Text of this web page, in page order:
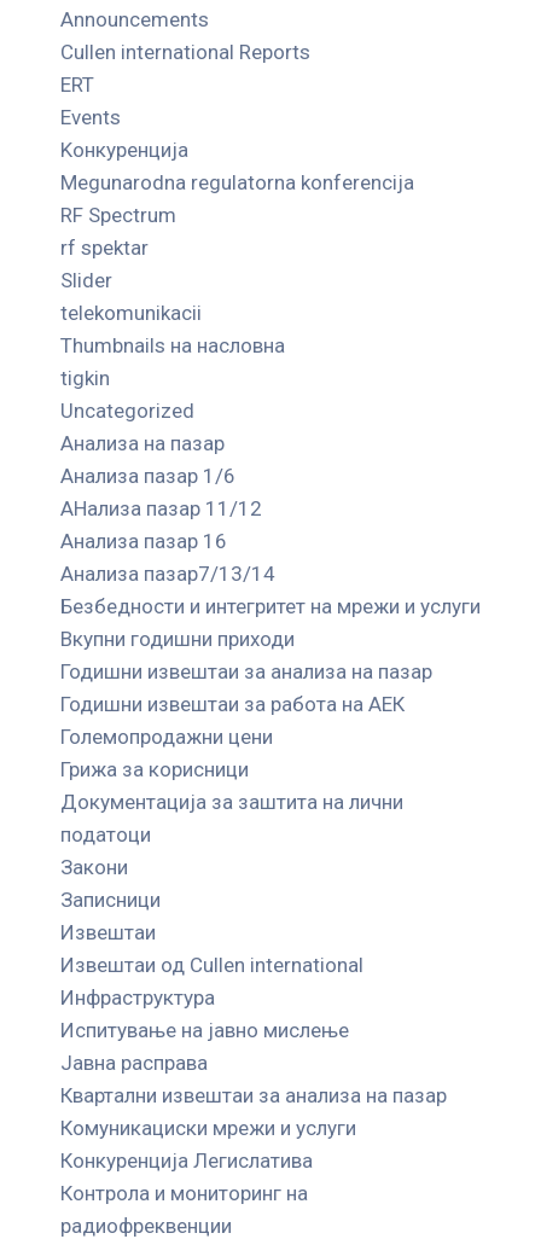
Announcements
Cullen international Reports
ERT
Events
Kонкуренција
Megunarodna regulatorna konferencija
RF Spectrum
rf spektar
Slider
telekomunikacii
Thumbnails на насловна
tigkin
Uncategorized
Анализа на пазар
Анализа пазар 1/6
АНализа пазар 11/12
Анализа пазар 16
Анализа пазар7/13/14
Безбедности и интегритет на мрежи и услуги
Вкупни годишни приходи
Годишни извештаи за анализа на пазар
Годишни извештаи за работа на АЕК
Големопродажни цени
Грижа за корисници
Документација за заштита на лични
податоци
Закони
Записници
Извештаи
Извештаи од Cullen international
Инфраструктура
Испитување на јавно мислење
Јавна расправа
Квартални извештаи за анализа на пазар
Комуникациски мрежи и услуги
Конкуренција Легислатива
Контрола и мониторинг на
радиофреквенции